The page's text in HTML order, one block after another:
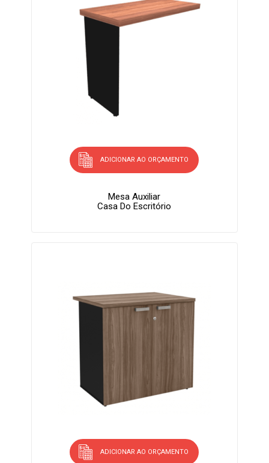
ADICIONAR AO ORÇAMENTO
Mesa Auxiliar
Casa Do Escritório
ADICIONAR AO ORÇAMENTO